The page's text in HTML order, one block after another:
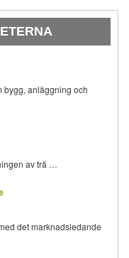
bygg, anläggning och
av trä …
det marknadsledande